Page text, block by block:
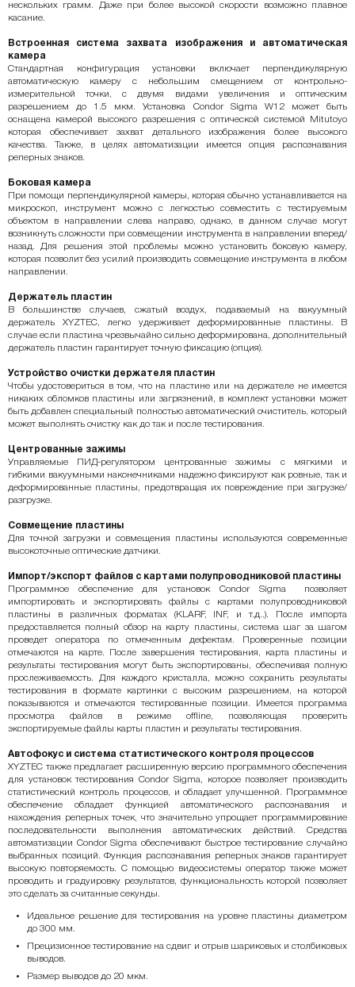
нескольких грамм. Даже при более высокой скорости возможно плавное
касание.
Встроенная система захвата изображения и автоматическая
камера
Стандартная конфигурация установки включает перпендикулярную
автоматическую камеру с небольшим смещением от контрольно-
измерительной точки, с двумя видами увеличения и оптическим
разрешением до 1.5 мкм. Установка Condor Sigma W12 может быть
оснащена камерой высокого разрешения с оптической системой Mitutoyo
которая обеспечивает захват детального изображения более высокого
качества. Также, в целях автоматизации имеется опция распознавания
реперных знаков.
Боковая камера
При помощи перпендикулярной камеры, которая обычно устанавливается на
микроскоп, инструмент можно с легкостью совместить с тестируемым
объектом в направлении слева направо, однако, в данном случае могут
возникнуть сложности при совмещении инструмента в направлении вперед/
назад. Для решения этой проблемы можно установить боковую камеру,
которая позволит без усилий производить совмещение инструмента в любом
направлении.
Держатель пластин
В большинстве случаев, сжатый воздух, подаваемый на вакуумный
держатель XYZTEC, легко удерживает деформированные пластины. В
случае если пластина чрезвычайно сильно деформирована, дополнительный
держатель пластин гарантирует точную фиксацию (опция).
Устройство очистки держателя пластин
Чтобы удостовериться в том, что на пластине или на держателе не имеется
никаких обломков пластины или загрязнений, в комплект установки может
быть добавлен специальный полностью автоматический очиститель, который
может выполнять очистку как до так и после тестирования.
Центрованные зажимы
Управляемые ПИД-регулятором центрованные зажимы с мягкими и
гибкими вакуумными наконечниками надежно фиксируют как ровные, так и
деформированные пластины, предотвращая их повреждение при загрузке/
разгрузке.
Совмещение пластины
Для точной загрузки и совмещения пластины используются современные
высокоточные оптические датчики.
Импорт/экспорт файлов с картами полупроводниковой пластины
Программное обеспечение для установок Condor Sigma позволяет
импортировать и экспортировать файлы с картами полупроводниковой
пластины в различных форматах (KLARF, INF, и т.д..). После импорта
предоставляется полный обзор на карту пластины, система шаг за шагом
проведет оператора по отмеченным дефектам. Проверенные позиции
отмечаются на карте. После завершения тестирования, карта пластины и
результаты тестирования могут быть экспортированы, обеспечивая полную
прослеживаемость. Для каждого кристалла, можно сохранить результаты
тестирования в формате картинки с высоким разрешением, на которой
показываются и отмечаются тестированные позиции. Имеется программа
просмотра файлов в режиме offline, позволяющая проверить
экспортируемые файлы карты пластин и результаты тестирования.
Автофокус и система статистического контроля процессов
XYZTEC также предлагает расширенную версию программного обеспечения
для установок тестирования Condor Sigma, которое позволяет производить
статистический контроль процессов, и обладает улучшенной. Программное
обеспечение обладает функцией автоматического распознавания и
нахождения реперных точек, что значительно упрощает программирование
последовательности выполнения автоматических действий. Средства
автоматизации Condor Sigma обеспечивают быстрое тестирование случайно
выбранных позиций. Функция распознавания реперных знаков гарантирует
высокую повторяемость. С помощью видеосистемы оператор также может
проводить и градуировку результатов, функциональность которой позволяет
это сделать за считанные секунды.
Идеальное решение для тестирования на уровне пластины диаметром
до 300 мм.
Прецизионное тестирование на сдвиг и отрыв шариковых и столбиковых
выводов.
Размер выводов до 20 мкм.